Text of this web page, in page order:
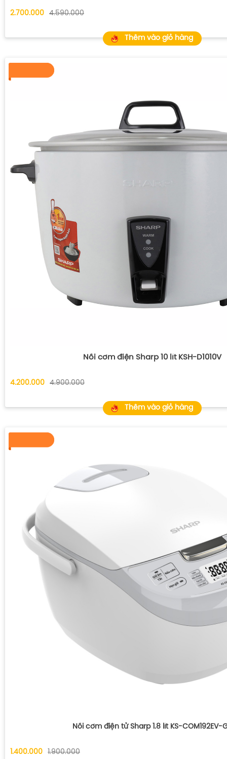
2.700.000 4.590.000
Thêm vào giỏ hàng
Nồi cơm điện Sharp 10 lít KSH-D1010V
4.200.000 4.900.000
Thêm vào giỏ hàng
Nồi cơm điện tử Sharp 1.8 lít KS-COM192EV-
1.400.000 1.900.000